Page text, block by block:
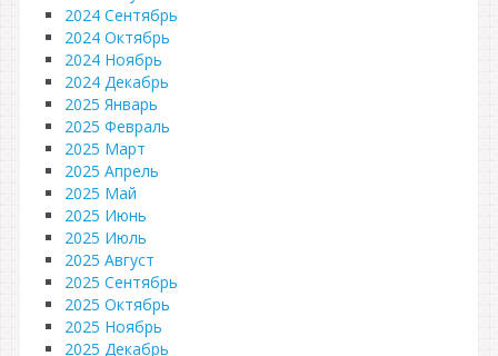
2024 Сентябрь
2024 Октябрь
2024 Ноябрь
2024 Декабрь
2025 Январь
2025 Февраль
2025 Март
2025 Апрель
2025 Май
2025 Июнь
2025 Июль
2025 Август
2025 Сентябрь
2025 Октябрь
2025 Ноябрь
2025 Декабрь